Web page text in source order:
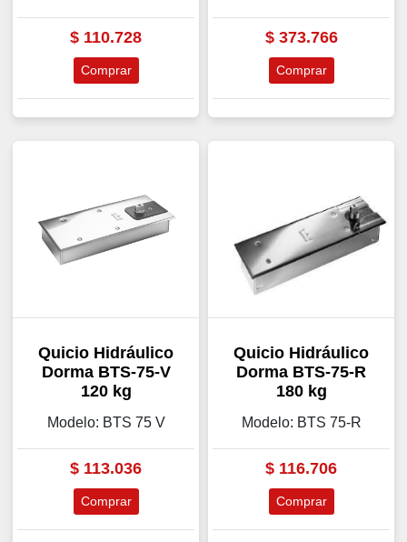
$ 110.728
Comprar
$373.766
Comprar
Quicio Hidráulico
Dorma BTS-75-V
120 kg
Modelo: BTS 75 V
$ 113.036
Comprar
Quicio Hidráulico
Dorma BTS-75-R
180 kg
Modelo: BTS 75-R
$ 116.706
Comprar